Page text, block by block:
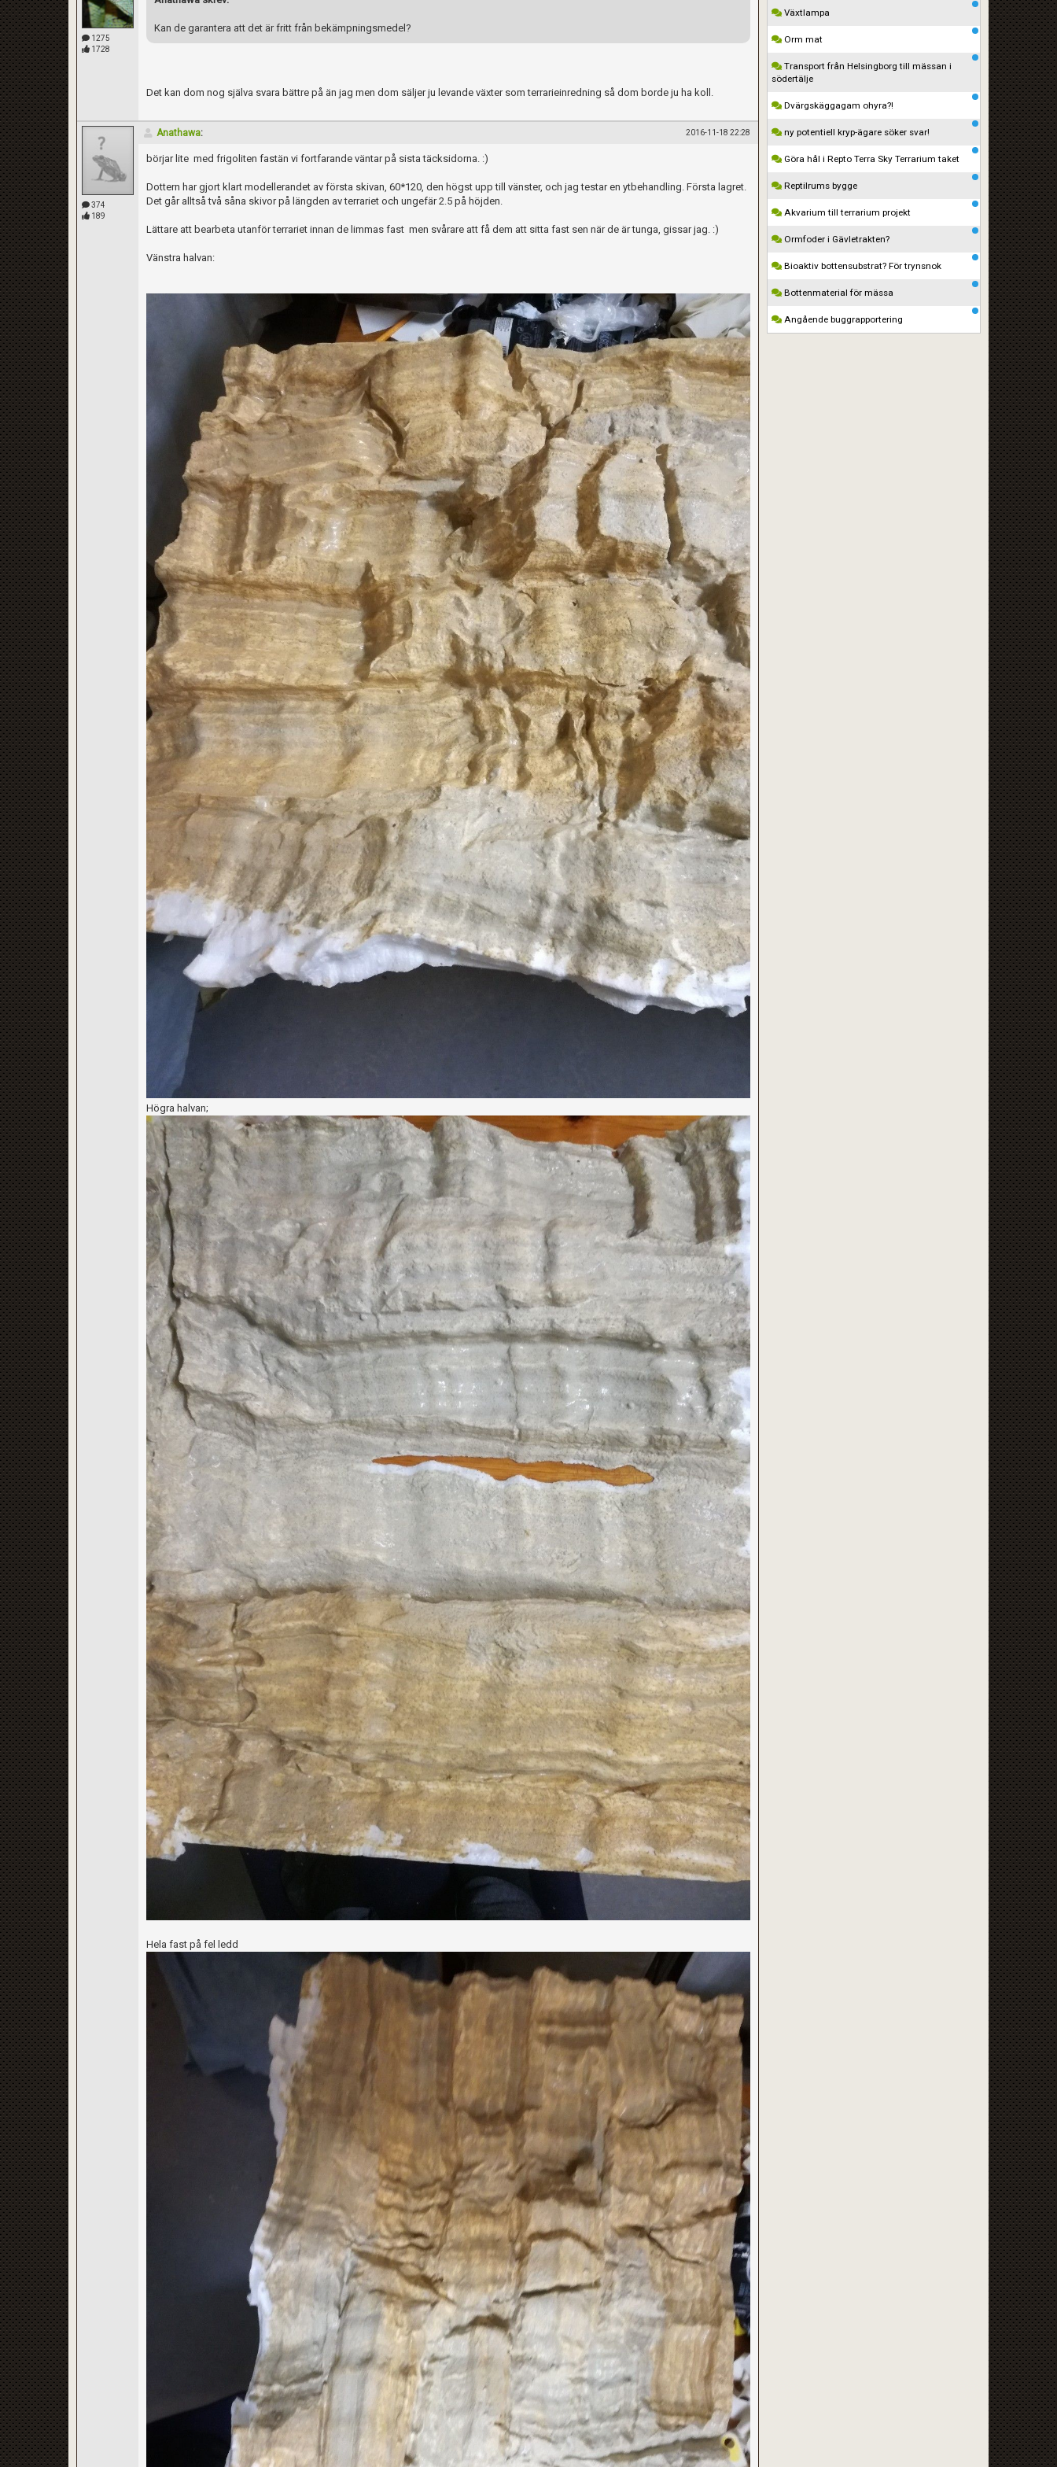
1275
1728
Kan de garantera att det är fritt från bekämpningsmedel?
Det kan dom nog själva svara bättre på än jag men dom säljer ju levande växter som terrarieinredning så dom borde ju ha koll.
374
189
Anathawa: 2016-11-18 22:28
börjar lite med frigoliten fastän vi fortfarande väntar på sista täcksidorna. :)
Dottern har gjort klart modellerandet av första skivan, 60*120, den högst upp till vänster, och jag testar en ytbehandling. Första lagret.
Det går alltså två såna skivor på längden av terrariet och ungefär 2.5 på höjden.
Lättare att bearbeta utanför terrariet innan de limmas fast men svårare att få dem att sitta fast sen när de är tunga, gissar jag. :)
Vänstra halvan:
Högra halvan;
Hela fast på fel ledd
Växtlampa
Orm mat
Transport från Helsingborg till mässan i
södertälje
Dvärgskäggagam ohyra?!
ny potentiell kryp-ägare söker svar!
Göra hål i Repto Terra Sky Terrarium taket
Reptilrums bygge
Akvarium till terrarium projekt
Ormfoder i Gävletrakten?
Bioaktiv bottensubstrat? För trynsnok
Bottenmaterial för mässa
Angående buggrapportering